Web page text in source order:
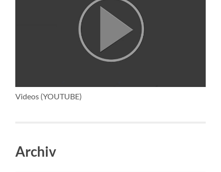
Videos (YOUTUBE)
Archiv